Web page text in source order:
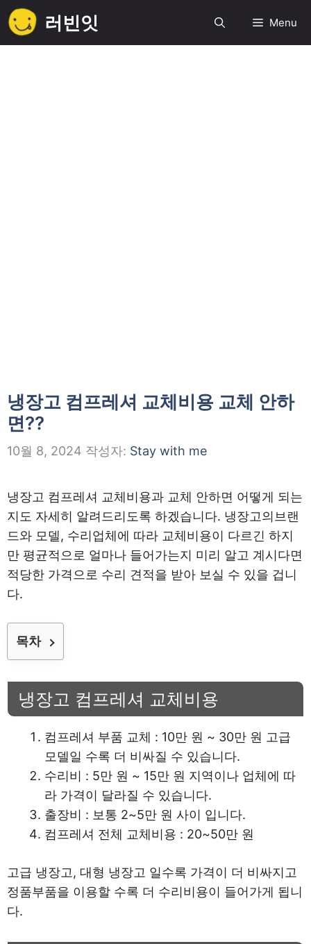
텐
츠
러빈잇 Menu
냉장고 컴프레셔 교체비용 교체 안하
면??
10월 8, 2024 작성자: Stay with me
냉장고 컴프레셔 교체비용과 교체 안하면 어떻게 되는
지도 자세히 알려드리도록 하겠습니다. 냉장고의브랜
드와 모델, 수리업체에 따라 교체비용이 다르긴 하지
만 평균적으로 얼마나 들어가는지 미리 알고 계시다면
적당한 가격으로 수리 견적을 받아 보실 수 있을 겁니
다.
목차
냉장고 컴프레셔 교체비용
컴프레셔 부품 교체 : 10만 원 ~ 30만 원 고급
모델일 수록 더 비싸질 수 있습니다.
수리비 : 5만 원 ~ 15만 원 지역이나 업체에 따
라 가격이 달라질 수 있습니다.
출장비 : 보통 2~5만 원 사이 입니다.
컴프레셔 전체 교체비용 : 20~50만 원
고급 냉장고, 대형 냉장고 일수록 가격이 더 비싸지고
정품부품을 이용할 수록 더 수리비용이 들어가게 됩니
다.